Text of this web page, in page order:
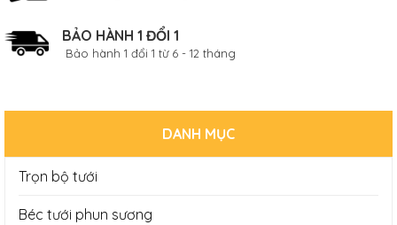
BẢO HÀNH 1 ĐỔI 1
Bảo hành 1 đổi 1 từ 6 - 12 tháng
DANH MỤC
Trọn bộ tưới
Béc tưới phun sương